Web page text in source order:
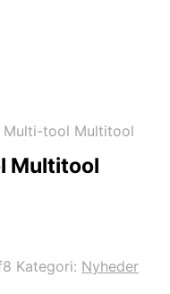
Multi-tool Multitool
Multitool
Kategori: Nyheder